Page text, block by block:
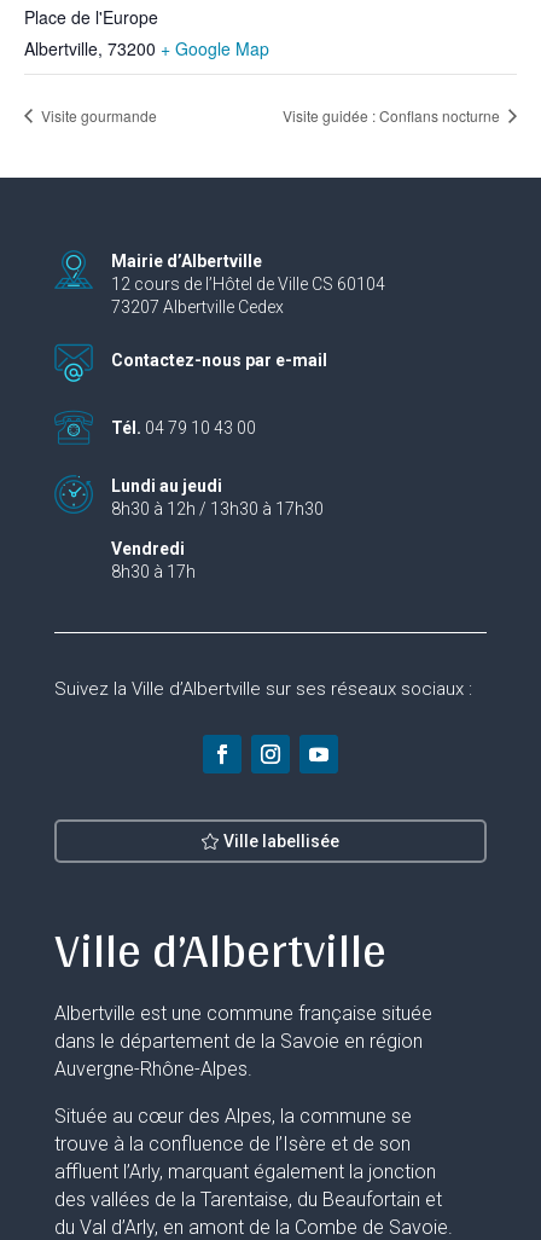
Place de l'Europe
Albertville, 73200 + Google Map
Visite gourmande Visite guidée : Conflans nocturne
Mairie d’Albertville
12 cours de l’Hôtel de Ville CS 60104
73207 Albertville Cedex
Contactez-nous par e-mail
Tél. 04 79 10 43 00
Lundi au jeudi
8h30 à 12h / 13h30 à 17h30
Vendredi
8h30 à 17h
Suivez la Ville d’Albertville sur ses réseaux sociaux :
Ville labellisée
Ville d’Albertville
Albertville est une commune française située
dans le département de la Savoie en région
Auvergne-Rhône-Alpes.
Située au cœur des Alpes, la commune se
trouve à la confluence de l’Isère et de son
affluent l’Arly, marquant également la jonction
des vallées de la Tarentaise, du Beaufortain et
du Val d’Arly, en amont de la Combe de Savoie.